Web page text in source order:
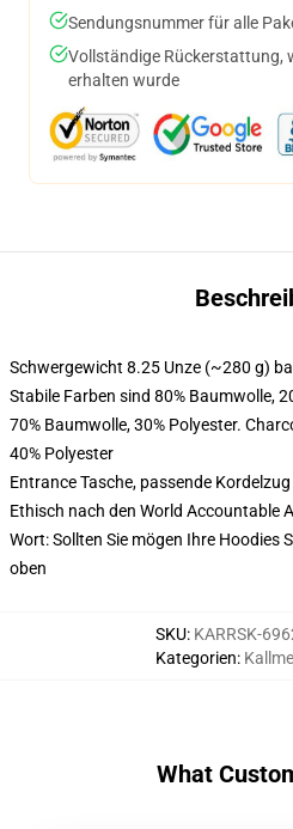
Sendungsnummer für alle
Vollständige Rückerstattung,
erhalten wurde
Schwergewicht 8.25 Unze (~280 g)
Stabile Farben sind 80% Baumwolle,
70% Baumwolle, 30% Polyester.
40% Polyester
Entrance Tasche, passende
Ethisch nach den World Accountable
Wort: Sollten Sie mögen Ihre Hoodies
oben
SKU: KARRSK-
Kategorien:
What